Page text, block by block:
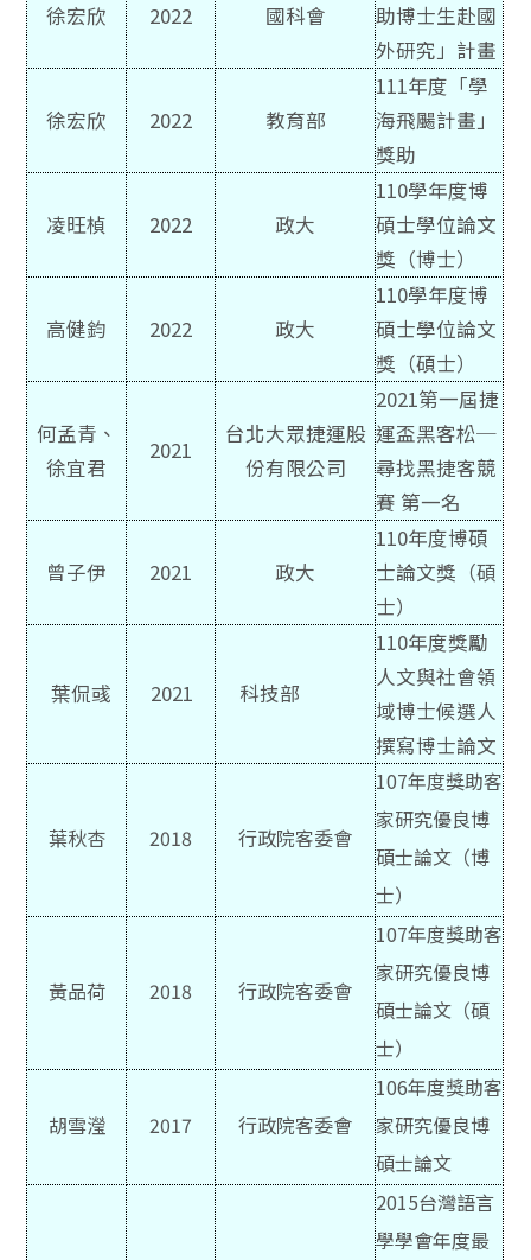
徐宏欣 2022 國科會
助博士生赴國
外研究」計畫
徐宏欣 2022 教育部
111年度「學
海飛颺計畫」
獎助
凌旺楨 2022 政大
110學年度博
碩士學位論文
獎（博士）
高健鈞 2022 政大
110學年度博
碩士學位論文
獎（碩士）
何孟青、
徐宜君
2021
台北大眾捷運股
份有限公司
2021第一屆捷
運盃黑客松─
尋找黑捷客競
賽 第一名
曾子伊 2021 政大
110年度博碩
士論文獎（碩
士）
葉侃彧 2021 科技部
110年度獎勵
人文與社會領
域博士候選人
撰寫博士論文
葉秋杏 2018 行政院客委會
107年度獎助客
家研究優良博
碩士論文（博
士）
黃品荷 2018 行政院客委會
107年度獎助客
家研究優良博
碩士論文（碩
士）
胡雪瀅 2017 行政院客委會
106年度獎助客
家研究優良博
碩士論文
2015台灣語言
學學會年度最